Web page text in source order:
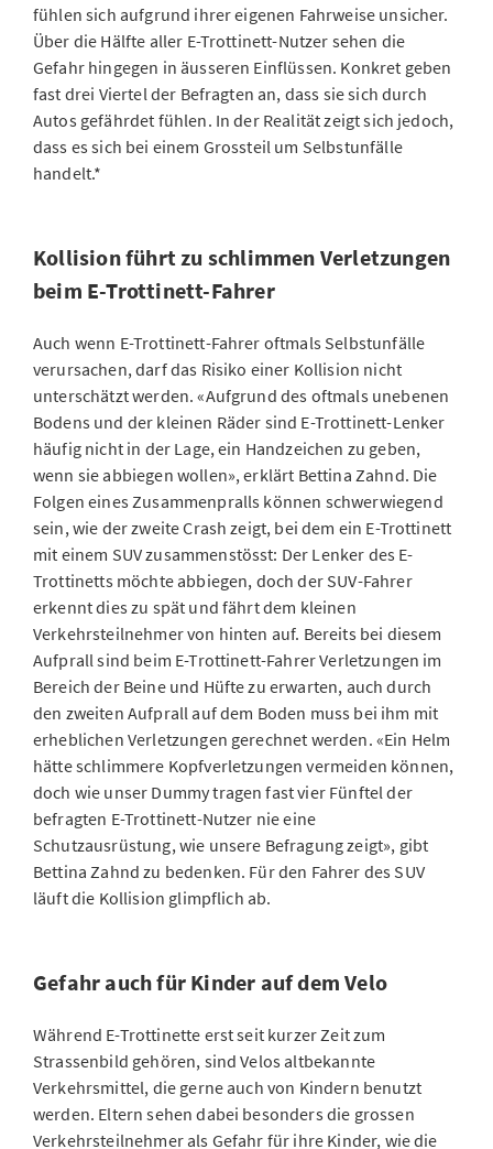
fühlen sich aufgrund ihrer eigenen Fahrweise unsicher.
Über die Hälfte aller E-Trottinett-Nutzer sehen die
Gefahr hingegen in äusseren Einflüssen. Konkret geben
fast drei Viertel der Befragten an, dass sie sich durch
Autos gefährdet fühlen. In der Realität zeigt sich jedoch,
dass es sich bei einem Grossteil um Selbstunfälle
handelt.*
Kollision führt zu schlimmen Verletzungen
beim E-Trottinett-Fahrer
Auch wenn E-Trottinett-Fahrer oftmals Selbstunfälle
verursachen, darf das Risiko einer Kollision nicht
unterschätzt werden. «Aufgrund des oftmals unebenen
Bodens und der kleinen Räder sind E-Trottinett-Lenker
häufig nicht in der Lage, ein Handzeichen zu geben,
wenn sie abbiegen wollen», erklärt Bettina Zahnd. Die
Folgen eines Zusammenpralls können schwerwiegend
sein, wie der zweite Crash zeigt, bei dem ein E-Trottinett
mit einem SUV zusammenstösst: Der Lenker des E-
Trottinetts möchte abbiegen, doch der SUV-Fahrer
erkennt dies zu spät und fährt dem kleinen
Verkehrsteilnehmer von hinten auf. Bereits bei diesem
Aufprall sind beim E-Trottinett-Fahrer Verletzungen im
Bereich der Beine und Hüfte zu erwarten, auch durch
den zweiten Aufprall auf dem Boden muss bei ihm mit
erheblichen Verletzungen gerechnet werden. «Ein Helm
hätte schlimmere Kopfverletzungen vermeiden können,
doch wie unser Dummy tragen fast vier Fünftel der
befragten E-Trottinett-Nutzer nie eine
Schutzausrüstung, wie unsere Befragung zeigt», gibt
Bettina Zahnd zu bedenken. Für den Fahrer des SUV
läuft die Kollision glimpflich ab.
Gefahr auch für Kinder auf dem Velo
Während E-Trottinette erst seit kurzer Zeit zum
Strassenbild gehören, sind Velos altbekannte
Verkehrsmittel, die gerne auch von Kindern benutzt
werden. Eltern sehen dabei besonders die grossen
Verkehrsteilnehmer als Gefahr für ihre Kinder, wie die